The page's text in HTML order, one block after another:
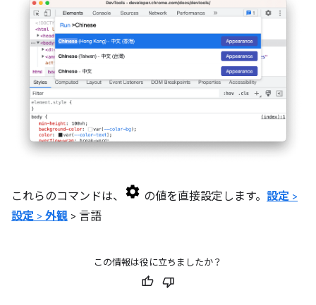
これらのコマンドは、 の値を直接設定します。 設定 >
設定 > 外観 > 言語
この情報は役に立ちましたか？